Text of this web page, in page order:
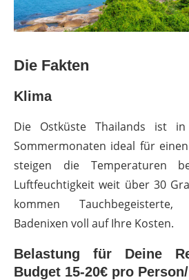
Die Fakten
Klima
Die Ostküste Thailands ist
Sommermonaten ideal für
steigen die Temperaturen
Luftfeuchtigkeit weit über 30
kommen
Badenixen voll auf Ihre Kosten.
Belastung für Deine
Budget 15-20€ pro